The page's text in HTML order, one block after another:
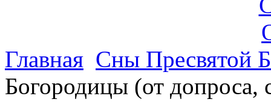
Главная Сны Пресвятой
Богородицы (от допроса,